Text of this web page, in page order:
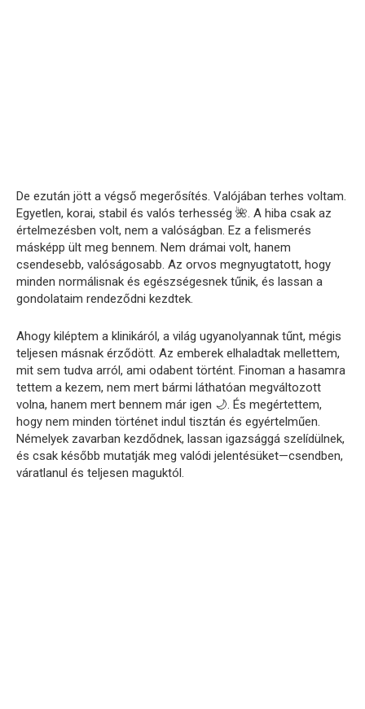
De ezután jött a végső megerősítés. Valójában terhes voltam.
Egyetlen, korai, stabil és valós terhesség 🌺. A hiba csak az
értelmezésben volt, nem a valóságban. Ez a felismerés
másképp ült meg bennem. Nem drámai volt, hanem
csendesebb, valóságosabb. Az orvos megnyugtatott, hogy
minden normálisnak és egészségesnek tűnik, és lassan a
gondolataim rendeződni kezdtek.
Ahogy kiléptem a klinikáról, a világ ugyanolyannak tűnt, mégis
teljesen másnak érződött. Az emberek elhaladtak mellettem,
mit sem tudva arról, ami odabent történt. Finoman a hasamra
tettem a kezem, nem mert bármi láthatóan megváltozott
volna, hanem mert bennem már igen 🌙. És megértettem,
hogy nem minden történet indul tisztán és egyértelműen.
Némelyek zavarban kezdődnek, lassan igazsággá szelídülnek,
és csak később mutatják meg valódi jelentésüket—csendben,
váratlanul és teljesen maguktól.